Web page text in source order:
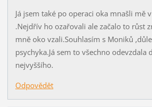
Já jsem také po operaci oka mnašli mě
.Nejdřív ho ozařovali ale začalo to růst
mně oko vzali.Souhlasím s Moniků
psychyka.Já sem to všechno odevzdala
nejvyššího.
Odpovědět